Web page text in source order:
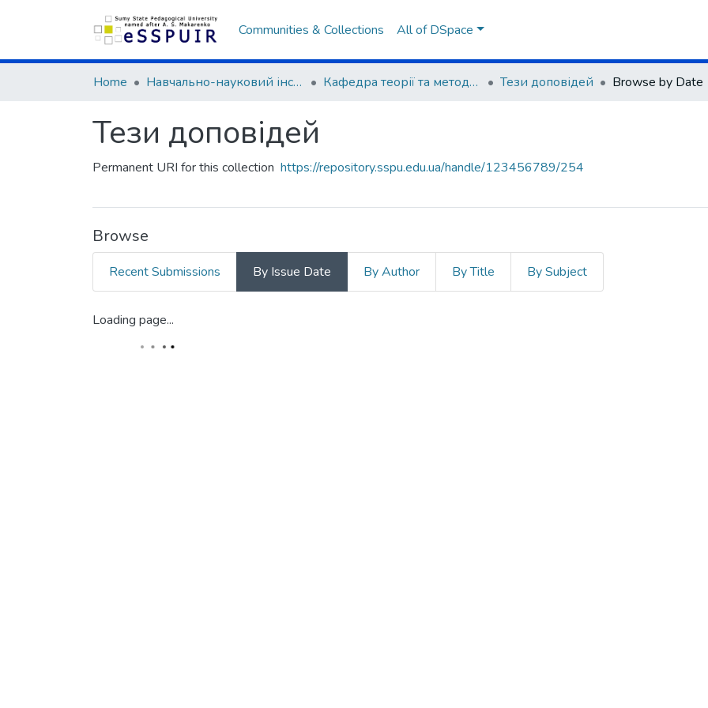
Communities & Collections All of DSpace
Home Навчально-науковий інститут фізичної культури Кафедра теорії та методики спорту Тези доповідей Browse by Date
Тези доповідей
Permanent URI for this collection https://repository.sspu.edu.ua/handle/123456789/254
Browse
Recent Submissions By Issue Date By Author By Title By Subject
Loading page...